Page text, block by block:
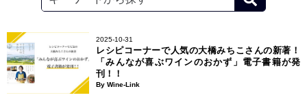
2025-10-31
レシピコーナーで人気の大橋みちこさんの新著！
「みんなが喜ぶワインのおかず」電子書籍が発
刊！！
By Wine-Link